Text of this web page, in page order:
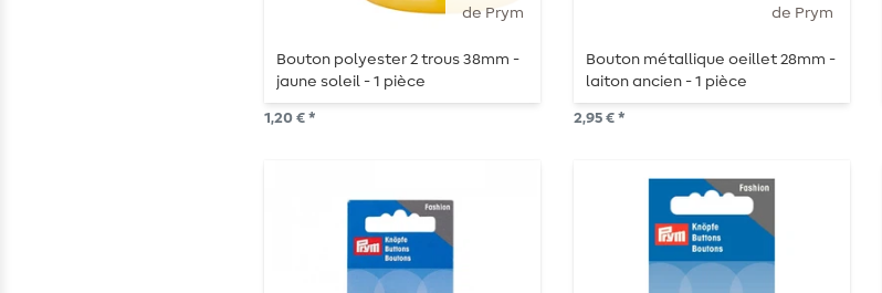
de Prym
Bouton polyester 2 trous 38mm -
jaune soleil - 1 pièce
1,20 € *
de Prym
Bouton métallique oeillet 28mm -
laiton ancien - 1 pièce
2,95 € *